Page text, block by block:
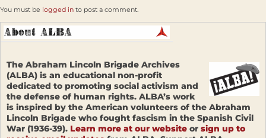
You must be logged in to post a comment.
The Abraham Lincoln Brigade Archives
(ALBA) is an educational non-profit
dedicated to promoting social activism and
the defense of human rights. ALBA’s work
is inspired by the American volunteers of the Abraham
Lincoln Brigade who fought fascism in the Spanish Civil
War (1936-39). Learn more at our website or sign up to